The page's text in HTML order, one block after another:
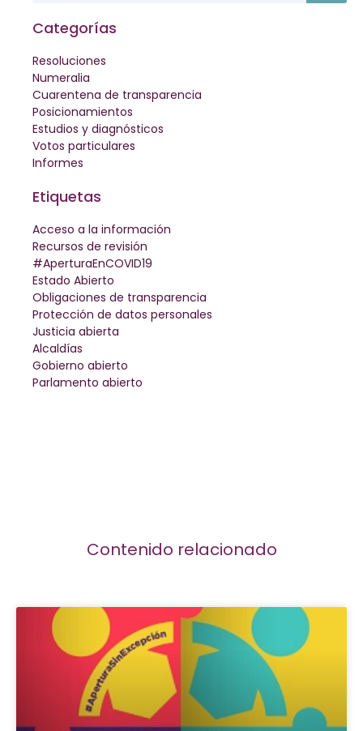
Categorías
Resoluciones
Numeralia
Cuarentena de transparencia
Posicionamientos
Estudios y diagnósticos
Votos particulares
Informes
Etiquetas
Acceso a la información
Recursos de revisión
#AperturaEnCOVID19
Estado Abierto
Obligaciones de transparencia
Protección de datos personales
Justicia abierta
Alcaldías
Gobierno abierto
Parlamento abierto
Contenido relacionado